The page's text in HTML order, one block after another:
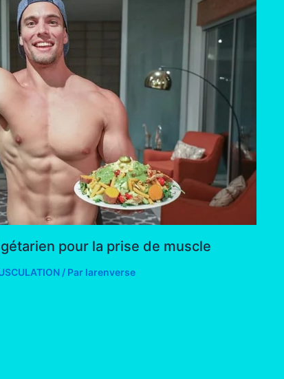
pour la prise de muscle
/ Par larenverse